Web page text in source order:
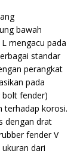
bawah
mengacu pada
standar
perangkat
pada
bolt fender)
terhadap korosi.
dengan drat
fender V
dari